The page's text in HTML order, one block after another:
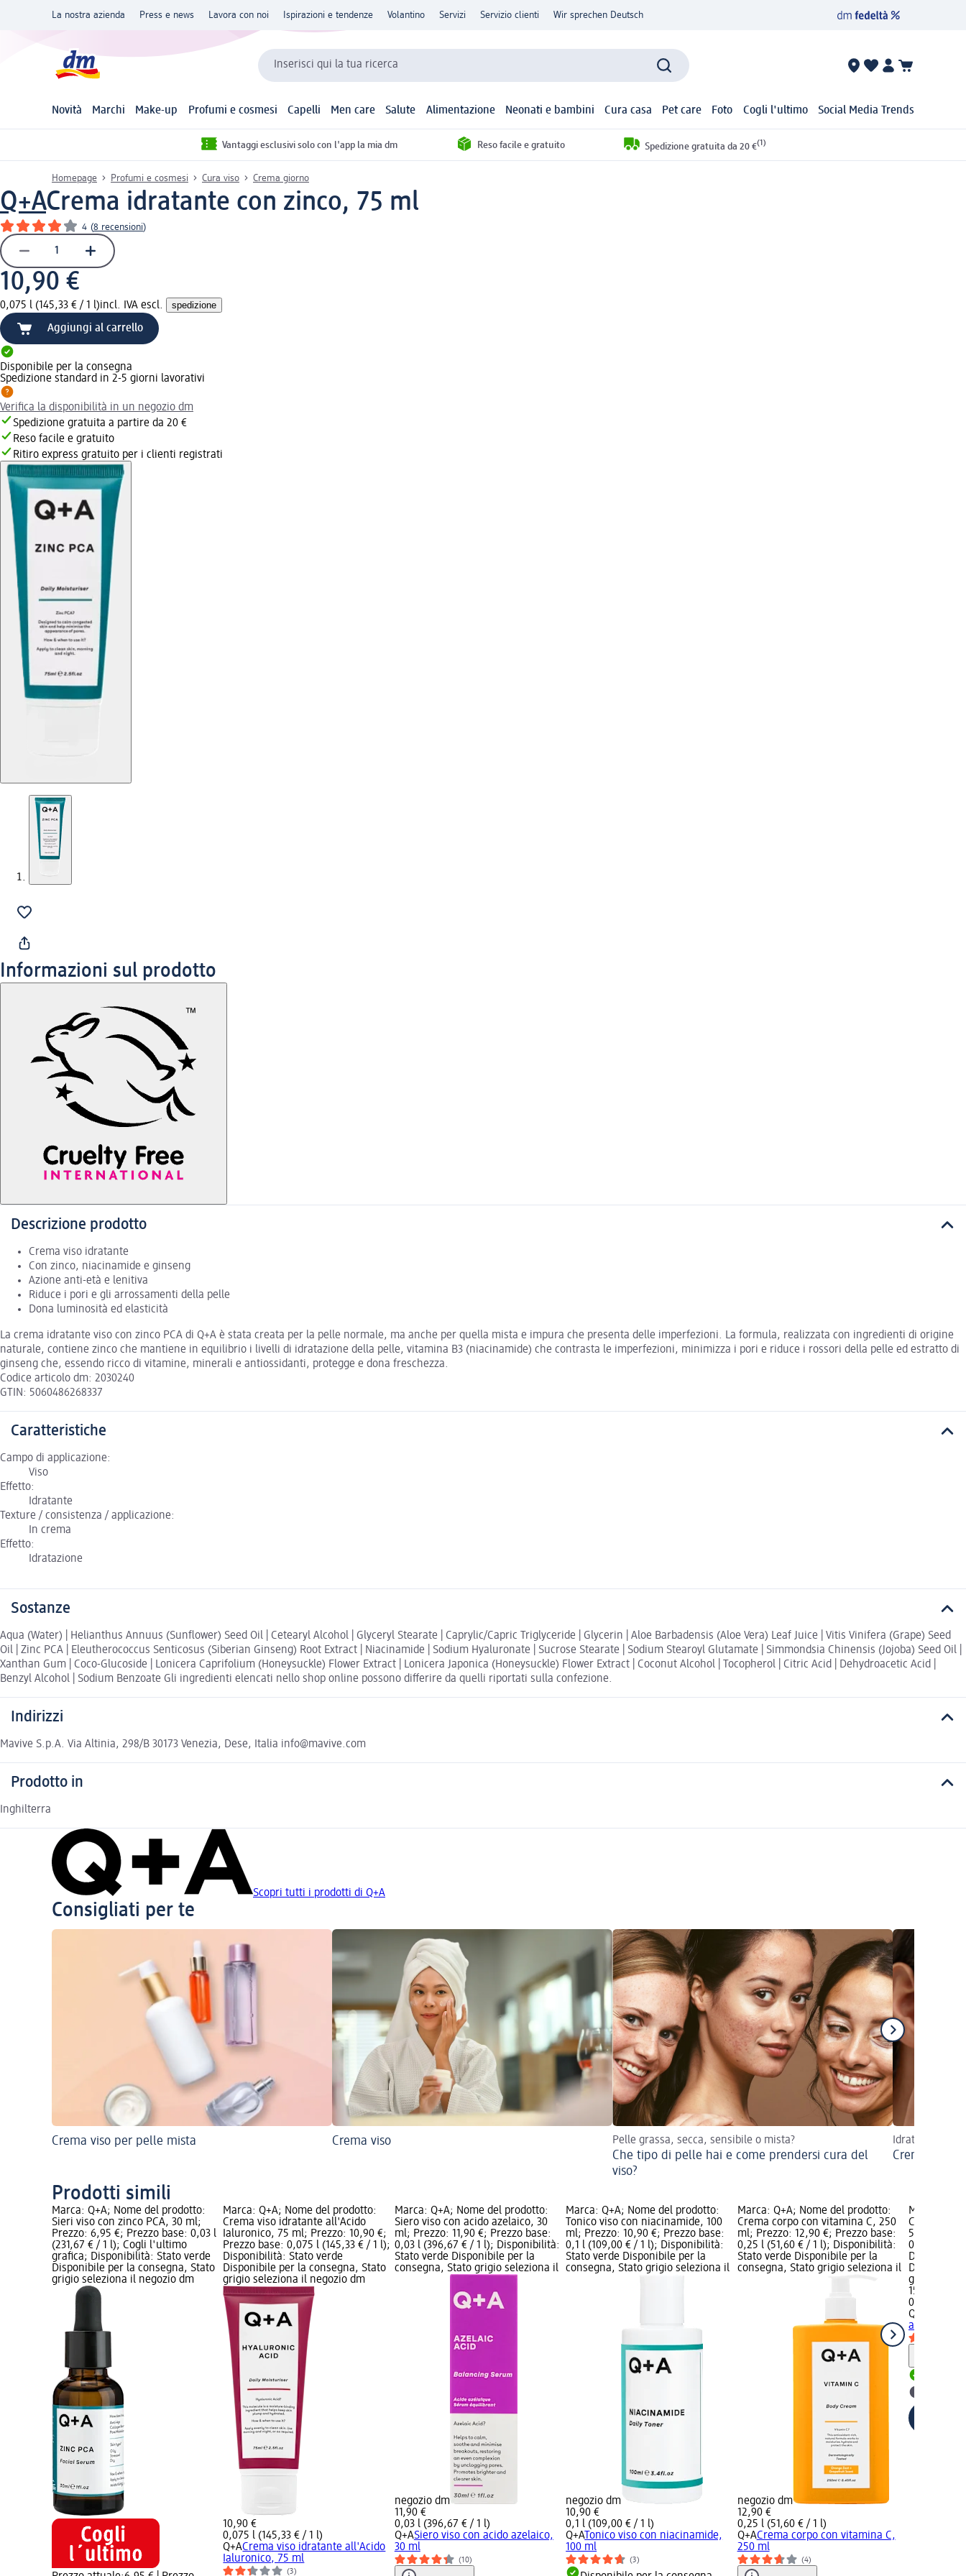
La nostra azienda Press e news Lavora con noi Ispirazioni e tendenze Volantino Servizi Servizio clienti Wir sprechen Deutsch
Inserisci qui la tua ricerca
Novità Marchi Make-up Profumi e cosmesi Capelli Men care Salute Alimentazione Neonati e bambini Cura casa Pet care Foto Cogli l'ultimo Social Media Trends
Vantaggi esclusivi solo con l'app la mia dm Reso facile e gratuito Spedizione gratuita da 20 €(1)
Homepage Profumi e cosmesi Cura viso Crema giorno
Q+ACrema idratante con zinco, 75 ml
4 (8 recensioni)
10,90 €
0,075 l (145,33 € / 1 l)incl. IVA escl. spedizione
Aggiungi al carrello
Disponibile per la consegna
Spedizione standard in 2-5 giorni lavorativi
Verifica la disponibilità in un negozio dm
Spedizione gratuita a partire da 20 €
Reso facile e gratuito
Ritiro express gratuito per i clienti registrati
Informazioni sul prodotto
Descrizione prodotto
Crema viso idratante
Con zinco, niacinamide e ginseng
Azione anti-età e lenitiva
Riduce i pori e gli arrossamenti della pelle
Dona luminosità ed elasticità
La crema idratante viso con zinco PCA di Q+A è stata creata per la pelle normale, ma anche per quella mista e impura che presenta delle imperfezioni. La formula, realizzata con ingredienti di origine
naturale, contiene zinco che mantiene in equilibrio i livelli di idratazione della pelle, vitamina B3 (niacinamide) che contrasta le imperfezioni, minimizza i pori e riduce i rossori della pelle ed estratto di
ginseng che, essendo ricco di vitamine, minerali e antiossidanti, protegge e dona freschezza.
Codice articolo dm: 2030240
GTIN: 5060486268337
Caratteristiche
Campo di applicazione:
Viso
Effetto:
Idratante
Texture / consistenza / applicazione:
In crema
Effetto:
Idratazione
Sostanze
Aqua (Water) | Helianthus Annuus (Sunflower) Seed Oil | Cetearyl Alcohol | Glyceryl Stearate | Caprylic/Capric Triglyceride | Glycerin | Aloe Barbadensis (Aloe Vera) Leaf Juice | Vitis Vinifera (Grape) Seed
Oil | Zinc PCA | Eleutherococcus Senticosus (Siberian Ginseng) Root Extract | Niacinamide | Sodium Hyaluronate | Sucrose Stearate | Sodium Stearoyl Glutamate | Simmondsia Chinensis (Jojoba) Seed Oil |
Xanthan Gum | Coco-Glucoside | Lonicera Caprifolium (Honeysuckle) Flower Extract | Lonicera Japonica (Honeysuckle) Flower Extract | Coconut Alcohol | Tocopherol | Citric Acid | Dehydroacetic Acid |
Benzyl Alcohol | Sodium Benzoate Gli ingredienti elencati nello shop online possono differire da quelli riportati sulla confezione.
Indirizzi
Mavive S.p.A. Via Altinia, 298/B 30173 Venezia, Dese, Italia info@mavive.com
Prodotto in
Inghilterra
Scopri tutti i prodotti di Q+A
Consigliati per te
Crema viso per pelle mista Crema viso Pelle grassa, secca, sensibile o mista?
Che tipo di pelle hai e come prendersi cura del
viso?
Idrata la tua
Crema per
Prodotti simili
Marca: Q+A; Nome del prodotto:
Sieri viso con zinco PCA, 30 ml;
Prezzo: 6,95 €; Prezzo base: 0,03 l
(231,67 € / 1 l); Cogli l'ultimo
grafica; Disponibilità: Stato verde
Disponibile per la consegna, Stato
grigio seleziona il negozio dm
Marca: Q+A; Nome del prodotto:
Crema viso idratante all'Acido
Ialuronico, 75 ml; Prezzo: 10,90 €;
Prezzo base: 0,075 l (145,33 € / 1 l);
Disponibilità: Stato verde
Disponibile per la consegna, Stato
grigio seleziona il negozio dm
10,90 €
0,075 l (145,33 € / 1 l)
Q+ACrema viso idratante all'Acido
Ialuronico, 75 ml
(3)
Marca: Q+A; Nome del prodotto:
Siero viso con acido azelaico, 30
ml; Prezzo: 11,90 €; Prezzo base:
0,03 l (396,67 € / 1 l); Disponibilità:
Stato verde Disponibile per la
consegna, Stato grigio seleziona il
negozio dm
11,90 €
0,03 l (396,67 € / 1 l)
Q+ASiero viso con acido azelaico,
30 ml
(10)
Marca: Q+A; Nome del prodotto:
Tonico viso con niacinamide, 100
ml; Prezzo: 10,90 €; Prezzo base:
0,1 l (109,00 € / 1 l); Disponibilità:
Stato verde Disponibile per la
consegna, Stato grigio seleziona il
negozio dm
10,90 €
0,1 l (109,00 € / 1 l)
Q+ATonico viso con niacinamide,
100 ml
(3)
Marca: Q+A; Nome del prodotto:
Crema corpo con vitamina C, 250
ml; Prezzo: 12,90 €; Prezzo base:
0,25 l (51,60 € / 1 l); Disponibilità:
Stato verde Disponibile per la
consegna, Stato grigio seleziona il
negozio dm
12,90 €
0,25 l (51,60 € / 1 l)
Q+ACrema corpo con vitamina C,
250 ml
(4)
Marca:
Crema viso
50 g;
0,05 kg
Disponibile
grigio
15,90 €
0,05 kg
Q+A
age, 50 g